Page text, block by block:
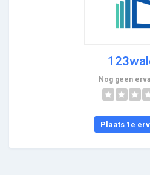
Nog geen
Plaats 1e